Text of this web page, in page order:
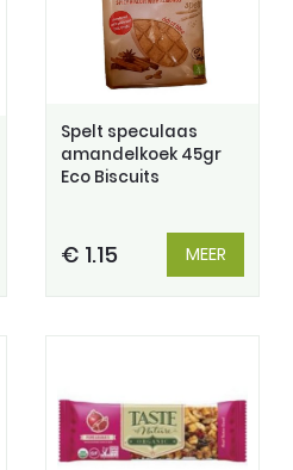
Spelt speculaas
amandelkoek 45gr
Eco Biscuits
€ 1.15 MEER